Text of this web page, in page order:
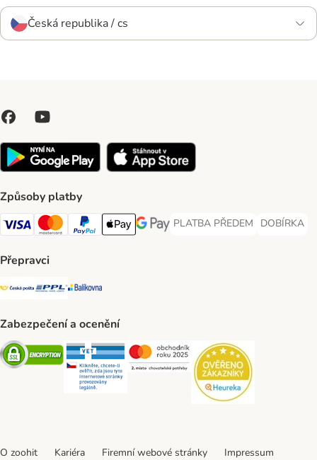
Česká republika / cs
Způsoby platby
Visa Payment Method
Mastercard Payment Method
PayPal Payment Method
Apple pay Payment Method
GooglePay Payment Method
PLATBA PŘEDEM
PLATBA PŘEDEM Payment
DOBÍRKA
DOBÍRKA
Přepravci
Česká pošta Shipping Method
PPL Shipping Method
Balíkovna Shipping Method
Zabezpečení a ocenění
Security Security Security
O zoohit Kariéra Firemní webové stránky Impressum